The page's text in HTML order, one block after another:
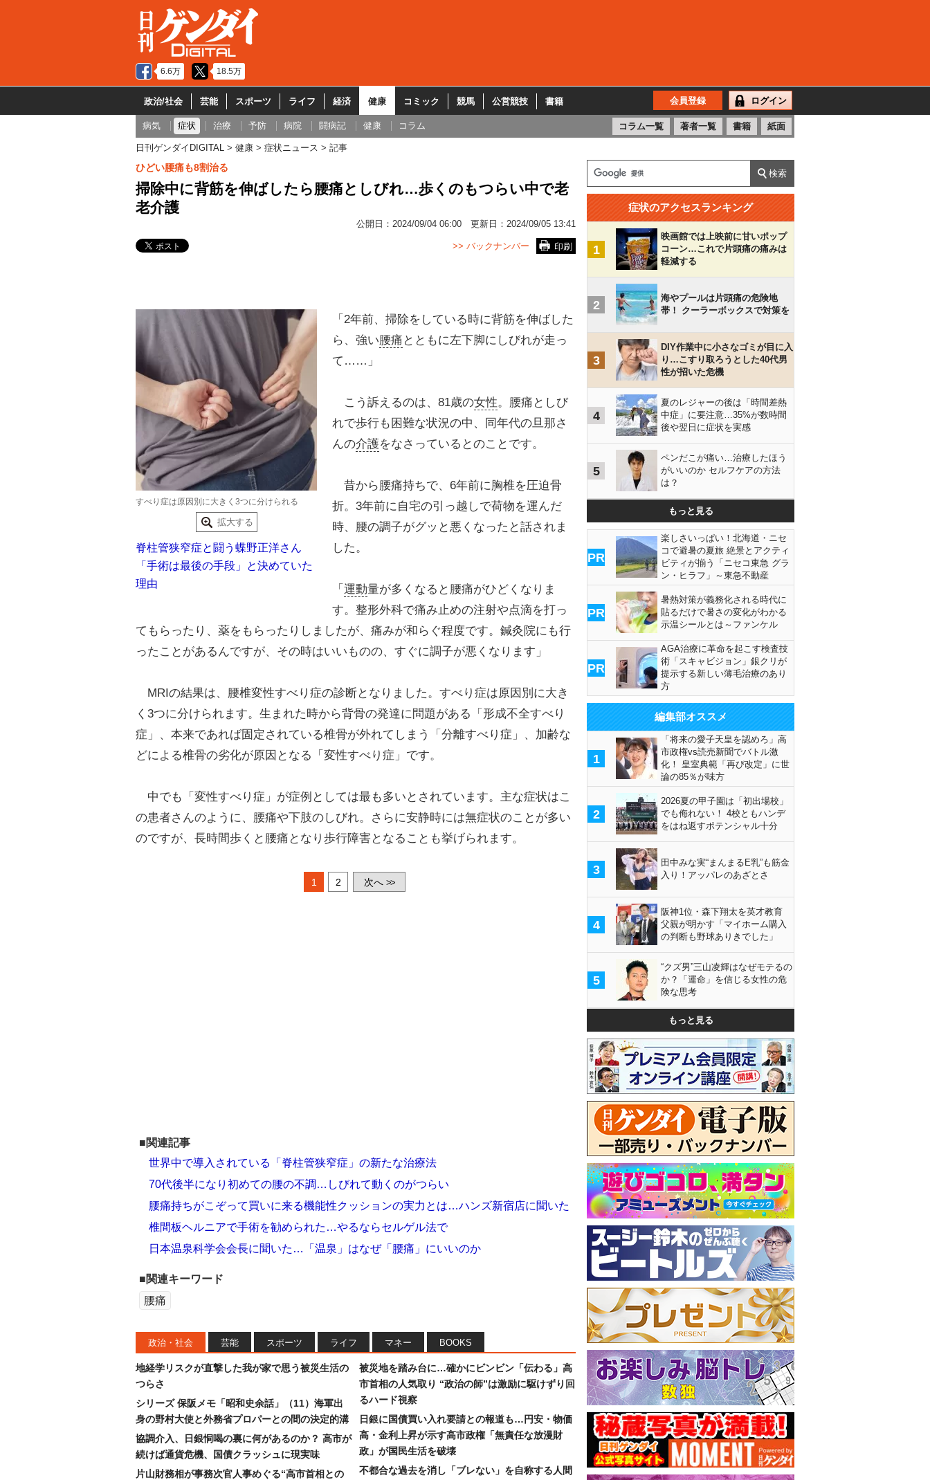
6.6万 18.5万
政治/社会 芸能 スポーツ ライフ 経済 健康 コミック 競馬 公営競技 書籍 会員登録 ログイン
病気 症状 治療 予防 病院 闘病記 健康 コラム コラム一覧 著者一覧 書籍 紙面
日刊ゲンダイDIGITAL 健康 症状ニュース 記事
ひどい腰痛も8割治る
掃除中に背筋を伸ばしたら腰痛としびれ…歩くのもつらい中で老
老介護
公開日： 2024/09/04 06:00 更新日： 2024/09/05 13:41
印刷
>> バックナンバー
すべり症は原因別に大きく3つに分けられる
拡大する
脊柱管狭窄症と闘う蝶野正洋さん
「手術は最後の手段」と決めていた
理由
「2年前、掃除をしている時に背筋を伸ばした
ら、強い腰痛 とともに左下脚にしびれが走っ
て……」
こう訴えるのは、81歳の女性。腰痛としび
れで歩行も困難な状況の中、同年代の旦那さ
んの介護をなさっているとのことです。
昔から腰痛持ちで、6年前に胸椎を圧迫骨
折。3年前に自宅の引っ越しで荷物を運んだ
時、腰の調子がグッと悪くなったと話されま
した。
「 運動量が多くなると腰痛がひどくなりま
す。整形外科で痛み止めの注射や点滴を打っ
てもらったり、薬をもらったりしましたが、痛みが和らぐ程度です。鍼灸院にも行
ったことがあるんですが、その時はいいものの、すぐに調子が悪くなります」
MRIの結果は、腰椎変性すべり症の診断となりました。すべり症は原因別に大き
く3つに分けられます。生まれた時から背骨の発達に問題がある「形成不全すべり
症」、本来であれば固定されている椎骨が外れてしまう「分離すべり症」、加齢な
どによる椎骨の劣化が原因となる「変性すべり症」です。
中でも「変性すべり症」が症例としては最も多いとされています。主な症状はこ
の患者さんのように、腰痛や下肢のしびれ。さらに安静時には無症状のことが多い
のですが、長時間歩くと腰痛となり歩行障害となることも挙げられます。
1 2 次へ >>
■関連記事
世界中で導入されている「脊柱管狭窄症」の新たな治療法
70代後半になり初めての腰の不調…しびれて動くのがつらい
腰痛持ちがこぞって買いに来る機能性クッションの実力とは…ハンズ新宿店に聞いた
椎間板ヘルニアで手術を勧められた…やるならセルゲル法で
日本温泉科学会会長に聞いた…「温泉」はなぜ「腰痛」にいいのか
■関連キーワード
腰痛
政治・社会 芸能 スポーツ ライフ マネー BOOKS
地経学リスクが直撃した我が家で思う被災生活の
つらさ
シリーズ 保阪メモ「昭和史余話」（11）海軍出
身の野村大使と外務省プロパーとの間の決定的溝
協調介入、日銀恫喝の裏に何があるのか？ 高市が
続けば通貨危機、国債クラッシュに現実味
片山財務相が事務次官人事めぐる“高市首相との
被災地を踏み台に…確かにビンビン「伝わる」高
市首相の人気取り “政治の師”は激励に駆けずり回
るハード視察
日銀に国債買い入れ要請との報道も…円安・物価
高・金利上昇が示す高市政権「無責任な放漫財
政」が国民生活を破壊
不都合な過去を消し「ブレない」を自称する人間
症状のアクセスランキング
1
映画館では上映前に甘いポップ
コーン…これで片頭痛の痛みは
軽減する
2
海やプールは片頭痛の危険地
帯！ クーラーボックスで対策を
3
DIY作業中に小さなゴミが目に入
り…こすり取ろうとした40代男
性が招いた危機
4
夏のレジャーの後は「時間差熱
中症」に要注意…35%が数時間
後や翌日に症状を実感
5
ペンだこが痛い…治療したほう
がいいのか セルフケアの方法
は？
もっと見る
PR
楽しさいっぱい！北海道・ニセ
コで避暑の夏旅 絶景とアクティ
ビティが揃う「ニセコ東急 グラ
ン・ヒラフ」～東急不動産
PR
暑熱対策が義務化される時代に
貼るだけで暑さの変化がわかる
示温シールとは～ファンケル
PR
AGA治療に革命を起こす検査技
術「スキャビジョン」銀クリが
提示する新しい薄毛治療のあり
方
編集部オススメ
1
「将来の愛子天皇を認めろ」高
市政権vs読売新聞でバトル激
化！ 皇室典範「再び改定」に世
論の85％が味方
2
2026夏の甲子園は「初出場校」
でも侮れない！ 4校ともハンデ
をはね返すポテンシャル十分
3
田中みな実“まんまるE乳”も筋金
入り！アッパレのあざとさ
4
阪神1位・森下翔太を英才教育
父親が明かす「マイホーム購入
の判断も野球ありきでした」
5
“クズ男”三山凌輝はなぜモテるの
か？「運命」を信じる女性の危
険な思考
もっと見る